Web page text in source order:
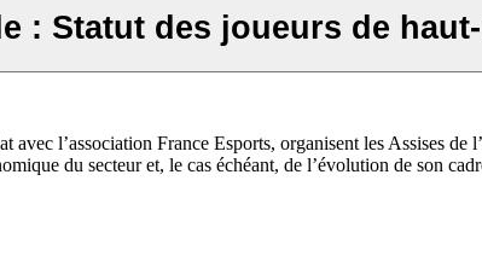
: Statut des joueurs de
l’association France Esports, organisent les Assises de
du secteur et, le cas échéant, de l’évolution de son